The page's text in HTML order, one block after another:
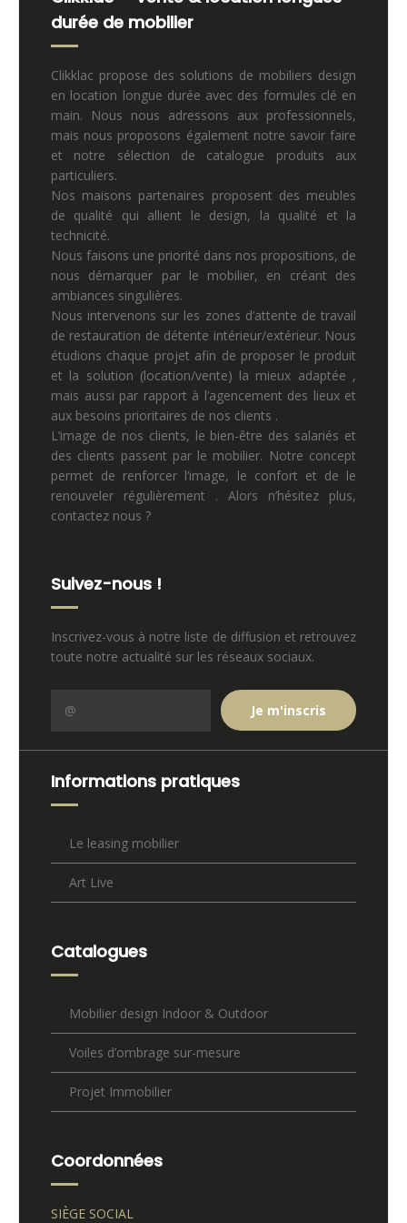
durée de mobilier
Clikklac propose des solutions de mobiliers design
en location longue durée avec des formules clé en
main. Nous nous adressons aux professionnels,
mais nous proposons également notre savoir faire
et notre sélection de catalogue produits aux
particuliers.
Nos maisons partenaires proposent des meubles
de qualité qui allient le design, la qualité et la
technicité.
Nous faisons une priorité dans nos propositions, de
nous démarquer par le mobilier, en créant des
ambiances singulières.
Nous intervenons sur les zones d’attente de travail
de restauration de détente intérieur/extérieur. Nous
étudions chaque projet afin de proposer le produit
et la solution (location/vente) la mieux adaptée ,
mais aussi par rapport à l’agencement des lieux et
aux besoins prioritaires de nos clients .
L’image de nos clients, le bien-être des salariés et
des clients passent par le mobilier. Notre concept
permet de renforcer l’image, le confort et de le
renouveler régulièrement . Alors n’hésitez plus,
contactez nous ?
Suivez-nous !
Inscrivez-vous à notre liste de diffusion et retrouvez
toute notre actualité sur les réseaux sociaux.
Informations pratiques
Le leasing mobilier
Art Live
Catalogues
Mobilier design Indoor & Outdoor
Voiles d’ombrage sur-mesure
Projet Immobilier
Coordonnées
SIÈGE SOCIAL